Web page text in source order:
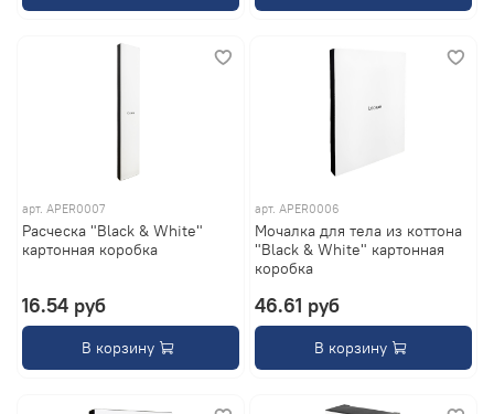
арт.APER0007
Расческа "Black & White"
картонная коробка
16.54 руб
В корзину
арт. APER0006
Мочалка для тела из коттона
"Black & White" картонная
коробка
46.61 руб
В корзину